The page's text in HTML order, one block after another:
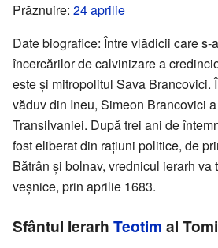
Prăznuire: 24 aprilie
Date biografice: Între vlădicii care s-
încercărilor de calvinizare a
este și mitropolitul Sava Brancovici.
văduv din Ineu, Simeon Brancovici
Transilvaniei. După trei ani de
fost eliberat din rațiuni politice, de
Bătrân și bolnav, vrednicul ierarh va
veșnice, prin aprilie 1683.
Sfântul Ierarh Teotim al